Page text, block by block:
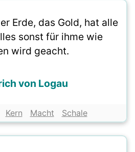
Erde, das Gold, hat alle
sonst für ihme wie
wird geacht.
von Logau
Kern Macht Schale